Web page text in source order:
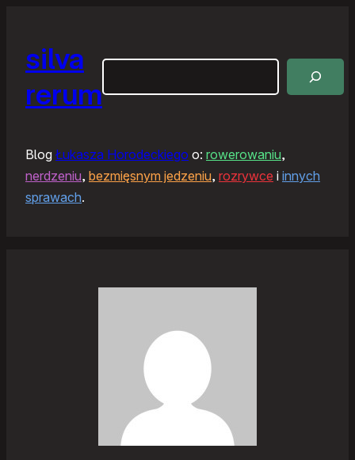
silva
rerum
Blog Łukasza Horodeckiego o: rowerowaniu,
nerdzeniu, bezmięsnym jedzeniu, rozrywce i innych
sprawach.